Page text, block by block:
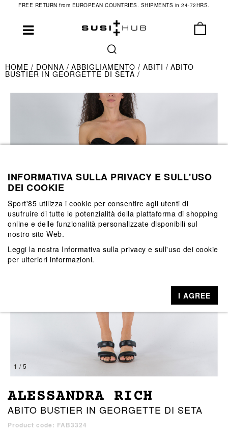
FREE RETURN from EUROPEAN COUNTRIES. SHIPMENTS in 24-72HRS.
HOME DONNA ABBIGLIAMENTO ABITI ABITO
BUSTIER IN GEORGETTE DI SETA
1 / 5
ALESSANDRA RICH
ABITO BUSTIER IN GEORGETTE DI SETA
Product code: FAB3324
INFORMATIVA SULLA PRIVACY E SULL'USO
DEI COOKIE
Sport'85 utilizza i cookie per consentire agli utenti di
usufruire di tutte le potenzialità della piattaforma di shopping
online e delle funzionalità personalizzate disponibili sul
nostro sito Web.
Leggi la nostra Informativa sulla privacy e sull'uso dei cookie
per ulteriori informazioni.
I AGREE